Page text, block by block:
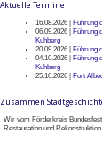
Aktuelle Termine
16.08.2026 |
Führung
06.09.2026 |
Führung
Kuhberg
20.09.2026 |
Führung
04.10.2026 |
Führung
Kuhberg
25.10.2026 |
Fort
Zusammen
Wir vom Förderkreis
Restauration und